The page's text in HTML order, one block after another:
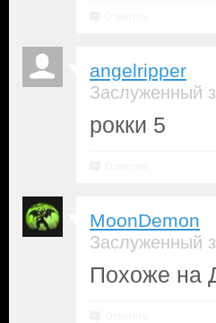
angelripper
Заслуженный
рокки 5
MoonDemon
Заслуженный
Похоже на